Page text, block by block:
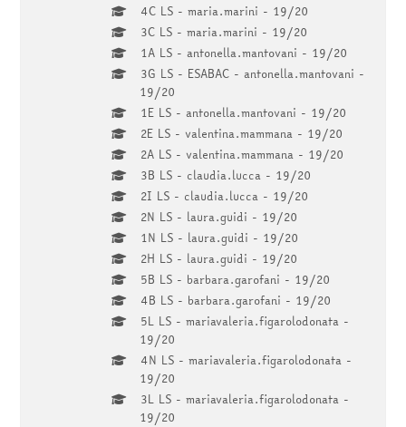
4C LS - maria.marini - 19/20
3C LS - maria.marini - 19/20
1A LS - antonella.mantovani - 19/20
3G LS - ESABAC - antonella.mantovani -
19/20
1E LS - antonella.mantovani - 19/20
2E LS - valentina.mammana - 19/20
2A LS - valentina.mammana - 19/20
3B LS - claudia.lucca - 19/20
2I LS - claudia.lucca - 19/20
2N LS - laura.guidi - 19/20
1N LS - laura.guidi - 19/20
2H LS - laura.guidi - 19/20
5B LS - barbara.garofani - 19/20
4B LS - barbara.garofani - 19/20
5L LS - mariavaleria.figarolodonata -
19/20
4N LS - mariavaleria.figarolodonata -
19/20
3L LS - mariavaleria.figarolodonata -
19/20